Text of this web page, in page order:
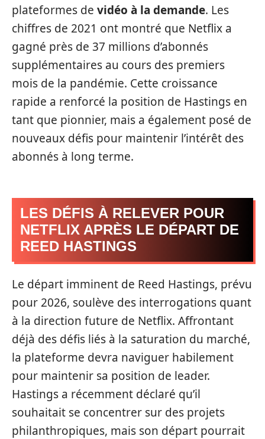
plateformes de vidéo à la demande. Les
chiffres de 2021 ont montré que Netflix a
gagné près de 37 millions d’abonnés
supplémentaires au cours des premiers
mois de la pandémie. Cette croissance
rapide a renforcé la position de Hastings en
tant que pionnier, mais a également posé de
nouveaux défis pour maintenir l’intérêt des
abonnés à long terme.
LES DÉFIS À RELEVER POUR
NETFLIX APRÈS LE DÉPART DE
REED HASTINGS
Le départ imminent de Reed Hastings, prévu
pour 2026, soulève des interrogations quant
à la direction future de Netflix. Affrontant
déjà des défis liés à la saturation du marché,
la plateforme devra naviguer habilement
pour maintenir sa position de leader.
Hastings a récemment déclaré qu’il
souhaitait se concentrer sur des projets
philanthropiques, mais son départ pourrait